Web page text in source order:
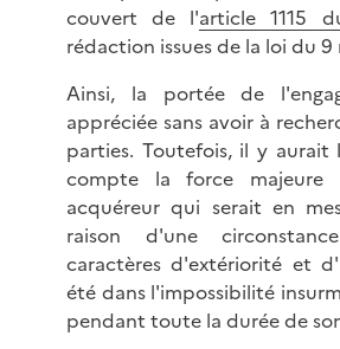
couvert de l'article 1115
rédaction issues de la loi du 9
Ainsi, la portée de
appréciée sans avoir à
parties. Toutefois, il y aurait
compte la force majeure
acquéreur qui serait en
raison d'une
caractères d'extériorité et
été dans l'impossibilité
pendant toute la durée de